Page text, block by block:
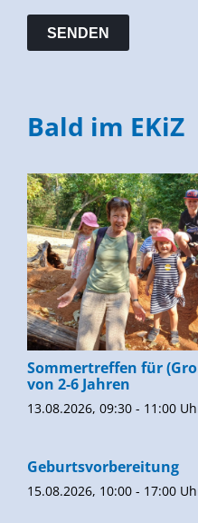
Bald im EKiZ
Sommertreffen für
von 2-6 Jahren
13.08.2026, 09:30 - 11:00
Geburtsvorbereitung
15.08.2026, 10:00 - 17:00